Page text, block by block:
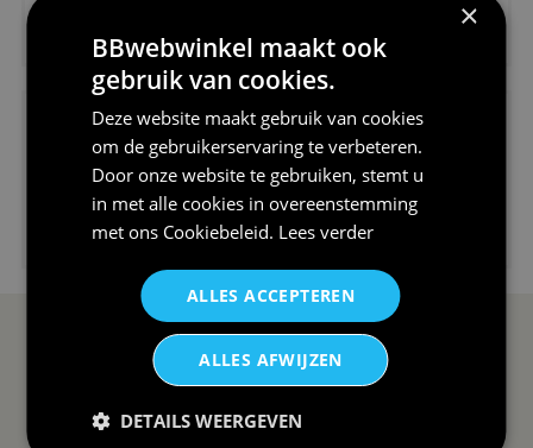
V-hals shirt rood wit blauw st...
€24,95
SERVICE EN INFO
Veel gestelde vragen
OVERZICHT
×
BBwebwinkel maakt ook
gebruik van cookies.
Deze website maakt gebruik van cookies
om de gebruikerservaring te verbeteren.
Door onze website te gebruiken, stemt u
in met alle cookies in overeenstemming
met ons Cookiebeleid. Lees verder
ALLES ACCEPTEREN
ALLES AFWIJZEN
DETAILS WEERGEVEN